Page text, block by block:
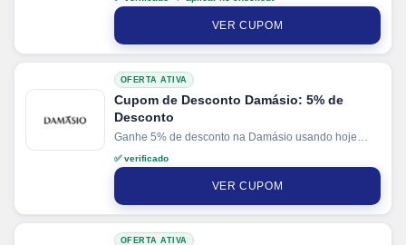
VER CUPOM
OFERTA ATIVA
Cupom de Desconto Damásio: 5% de
Desconto
Ganhe 5% de desconto na Damásio usando hoje
nosso cupom de desconto.
✅ verificado
VER CUPOM
OFERTA ATIVA